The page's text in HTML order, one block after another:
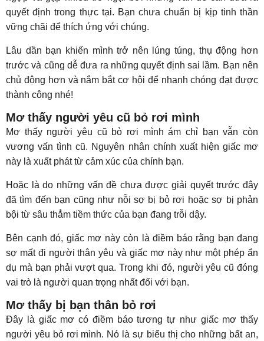
quyết định trong thực tại. Bạn chưa chuẩn bị kịp tinh thần
vững chãi để thích ứng với chúng.
Lâu dần bạn khiến mình trở nên lúng túng, thụ động hơn
trước và cũng dễ đưa ra những quyết định sai lầm. Bạn nên
chủ động hơn và nắm bắt cơ hội để nhanh chóng đạt được
thành công nhé!
Mơ thấy người yêu cũ bỏ rơi mình
Mơ thấy người yêu cũ bỏ rơi mình ám chỉ bạn vẫn còn
vương vấn tình cũ. Nguyên nhân chính xuất hiện giấc mơ
này là xuất phát từ cảm xúc của chính bạn.
Hoặc là do những vấn đề chưa được giải quyết trước đây
đã tìm đến bạn cũng như nỗi sợ bị bỏ rơi hoặc sợ bị phản
bội từ sâu thẳm tiềm thức của bạn đang trỗi dậy.
Bên cạnh đó, giấc mơ này còn là điềm báo rằng bạn đang
sợ mất đi người thân yêu và giấc mơ này như một phép ẩn
dụ mà bạn phải vượt qua. Trong khi đó, người yêu cũ đóng
vai trò là người quan trọng nhất đối với bạn.
Mơ thấy bị bạn thân bỏ rơi
Đây là giấc mơ có điềm báo tương tự như giấc mơ thấy
người yêu bỏ rơi mình. Nó là sự biểu thị cho những bất an,